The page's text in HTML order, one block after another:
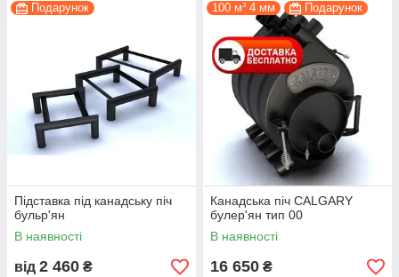
правильної експлуатації понад 10 років.
Економія палива за рахунок повного його згоряння
(тліюче горіння і допалювання диму).
Регулювання інтенсивності горіння через піддувало,
подача вторинного повітря для допалювання.
Робота печі на одній закладці дров 2-8 годин.
Швидкий нагрів і перемішування повітря в
Подарунок
Підставка під канадську піч
бульр'ян
В наявності
від 2 460 ₴
100 м³ 4 мм Подарунок
Канадська піч CALGARY
булер'ян тип 00
В наявності
16 650 ₴